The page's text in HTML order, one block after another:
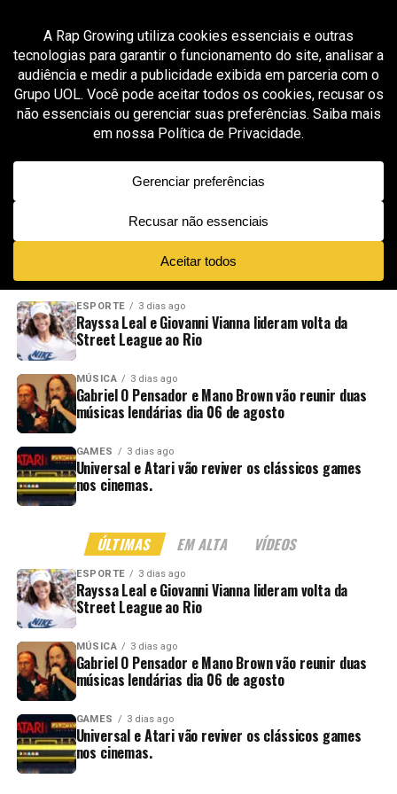
All posts tagged "Disturb"
MODA & STREETWEAR 2 meses ago
DISTURB X DIADORA: FUTEBOL, SKATE E RUA NO
MESMO UNIFORME
NOVIDADES EM ALTA VÍDEOS
ESPORTE 3 dias ago
Rayssa Leal e Giovanni Vianna lideram volta da
Street League ao Rio
MÚSICA 3 dias ago
Gabriel O Pensador e Mano Brown vão reunir duas
músicas lendárias dia 06 de agosto
GAMES 3 dias ago
Universal e Atari vão reviver os clássicos games
nos cinemas.
ÚLTIMAS EM ALTA VÍDEOS
ESPORTE 3 dias ago
Rayssa Leal e Giovanni Vianna lideram volta da
Street League ao Rio
MÚSICA 3 dias ago
Gabriel O Pensador e Mano Brown vão reunir duas
músicas lendárias dia 06 de agosto
GAMES 3 dias ago
Universal e Atari vão reviver os clássicos games
nos cinemas.